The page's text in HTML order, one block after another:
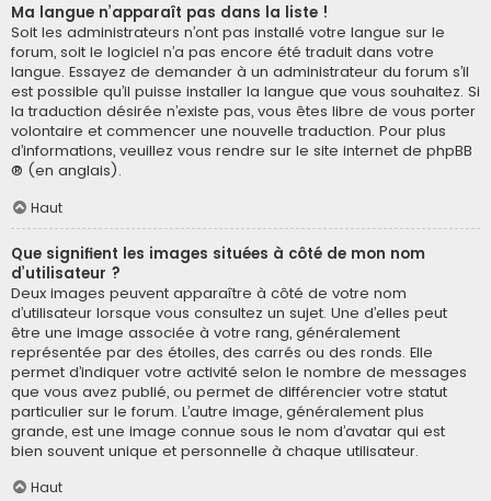
Ma langue n’apparaît pas dans la liste !
Soit les administrateurs n’ont pas installé votre langue sur le
forum, soit le logiciel n’a pas encore été traduit dans votre
langue. Essayez de demander à un administrateur du forum s’il
est possible qu’il puisse installer la langue que vous souhaitez. Si
la traduction désirée n’existe pas, vous êtes libre de vous porter
volontaire et commencer une nouvelle traduction. Pour plus
d’informations, veuillez vous rendre sur le site internet de phpBB
® (en anglais).
Haut
Que signifient les images situées à côté de mon nom
d’utilisateur ?
Deux images peuvent apparaître à côté de votre nom
d’utilisateur lorsque vous consultez un sujet. Une d’elles peut
être une image associée à votre rang, généralement
représentée par des étoiles, des carrés ou des ronds. Elle
permet d’indiquer votre activité selon le nombre de messages
que vous avez publié, ou permet de différencier votre statut
particulier sur le forum. L’autre image, généralement plus
grande, est une image connue sous le nom d’avatar qui est
bien souvent unique et personnelle à chaque utilisateur.
Haut